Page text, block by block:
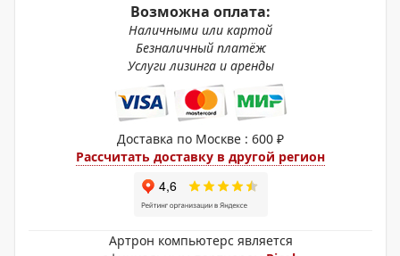
Возможна оплата:
Наличными или картой
Безналичный платёж
Услуги лизинга и аренды
Доставка по Москве : 600 ₽
Рассчитать доставку в другой регион
Артрон компьютерс является